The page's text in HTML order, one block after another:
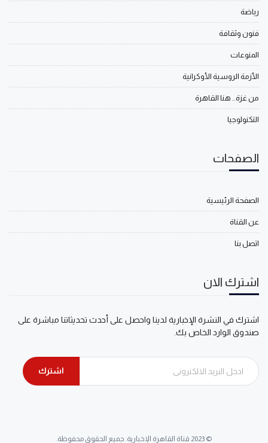
رياضة
فنون وثقافة
المنوعات
الأزمة الروسية الأوكرانية
من غزة.. هنا القاهرة
التكنولوجيا
الصفحات
الصفحة الرئيسية
عن القناة
اتصل بنا
اشترك الان
اشترك في النشرة الإخبارية لدينا واحصل على أحدث تحديثاتنا مباشرة على
صندوق الوارد الخاص بك.
اشترك
© 2023 قناة القاهرة الإخبارية. جميع الحقوق محفوظة.